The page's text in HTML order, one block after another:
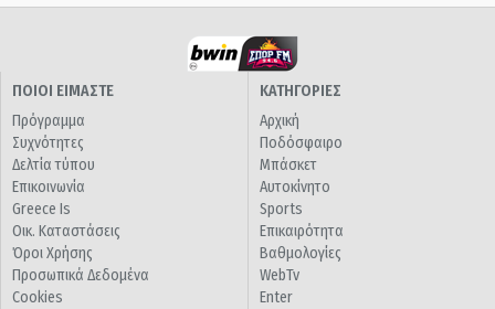
ΠΟΙΟΙ ΕΙΜΑΣΤΕ
Πρόγραμμα
Συχνότητες
Δελτία τύπου
Επικοινωνία
Greece Is
Οικ. Καταστάσεις
Όροι Χρήσης
Προσωπικά Δεδομένα
Cookies
ΚΑΤΗΓΟΡΙΕΣ
Αρχική
Ποδόσφαιρο
Μπάσκετ
Αυτοκίνητο
Sports
Επικαιρότητα
Βαθμολογίες
WebTv
Enter